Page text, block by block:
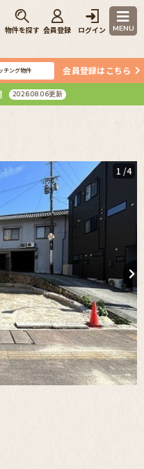
物件を探す 会員登録 ログイン MENU
チング物件 会員登録はこちら
2026.08.06更新
1 /4